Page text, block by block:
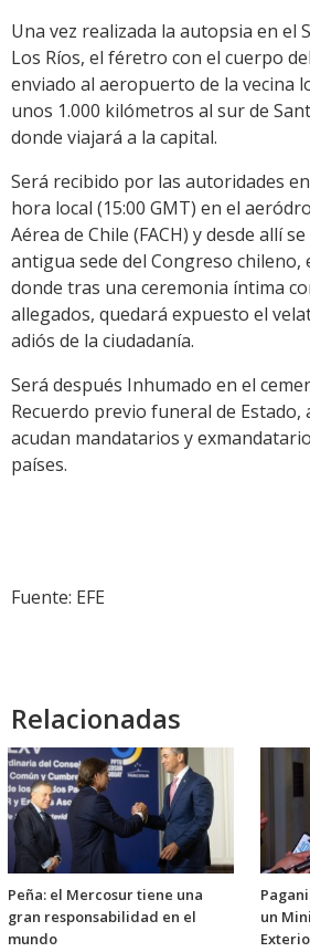
Una vez realizada la autopsia en el
Los Ríos, el féretro con el cuerpo
enviado al aeropuerto de la vecina
unos 1.000 kilómetros al sur de
donde viajará a la capital.
Será recibido por las autoridades
hora local (15:00 GMT) en el
Aérea de Chile (FACH) y desde allí
antigua sede del Congreso chileno,
donde tras una ceremonia íntima
allegados, quedará expuesto el
adiós de la ciudadanía.
Será después Inhumado en el
Recuerdo previo funeral de Estado,
acudan mandatarios y
países.
Fuente: EFE
Relacionadas
Peña: el Mercosur tiene una
gran responsabilidad en el
mundo
un